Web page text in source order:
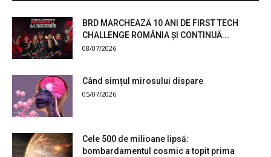
BRD MARCHEAZĂ 10 ANI DE FIRST TECH
CHALLENGE ROMÂNIA ȘI CONTINUĂ...
08/07/2026
Când simțul mirosului dispare
05/07/2026
Cele 500 de milioane lipsă:
bombardamentul cosmic a topit prima